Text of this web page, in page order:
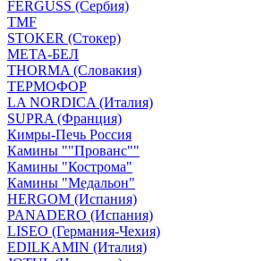
FERGUSS (Сербия)
TMF
STOKER (Стокер)
МЕТА-БЕЛ
THORMA (Словакия)
ТЕРМОФОР
LA NORDICA (Италия)
SUPRA (Франция)
Кимры-Печь Россия
Камины ""Прованс""
Камины "Кострома"
Камины "Медальон"
HERGOM (Испания)
PANADERO (Испания)
LISEO (Германия-Чехия)
EDILKAMIN (Италия)